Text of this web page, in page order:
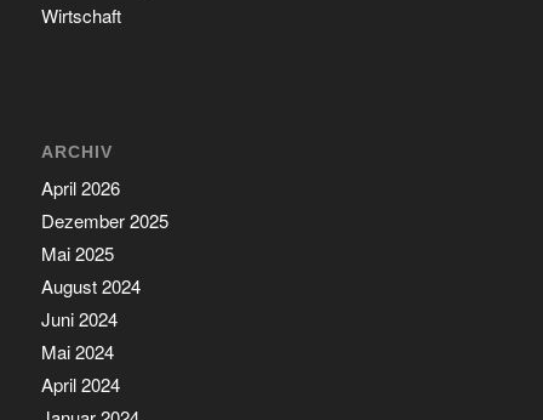
Wirtschaft
ARCHIV
April 2026
Dezember 2025
Mai 2025
August 2024
Juni 2024
Mai 2024
April 2024